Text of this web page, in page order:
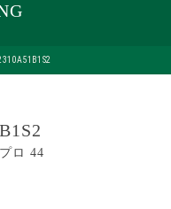
ロ 44